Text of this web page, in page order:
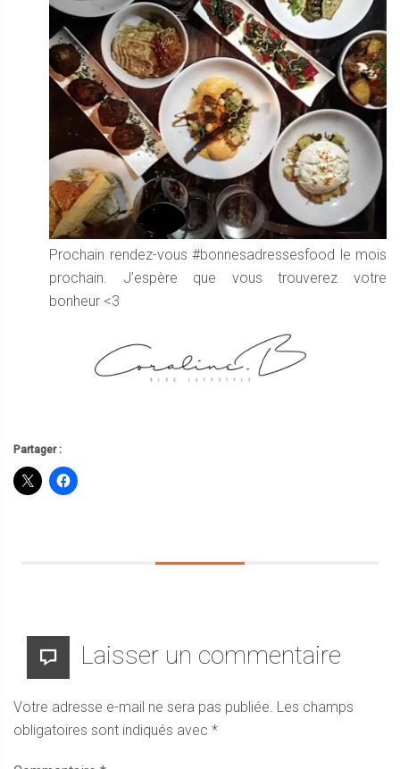
Prochain rendez-vous #bonnesadressesfood le mois
prochain. J’espère que vous trouverez votre
bonheur <3
Partager :
Laisser un commentaire
Votre adresse e-mail ne sera pas publiée. Les champs
obligatoires sont indiqués avec *